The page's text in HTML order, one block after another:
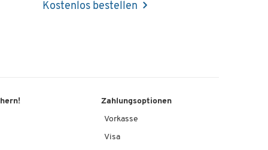
Kostenlos bestellen
Zahlungsoptionen
Vorkasse
Visa